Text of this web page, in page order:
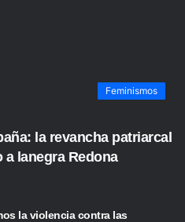
Feminismos
la revancha patriarcal
lanegra Redona
la violencia contra las